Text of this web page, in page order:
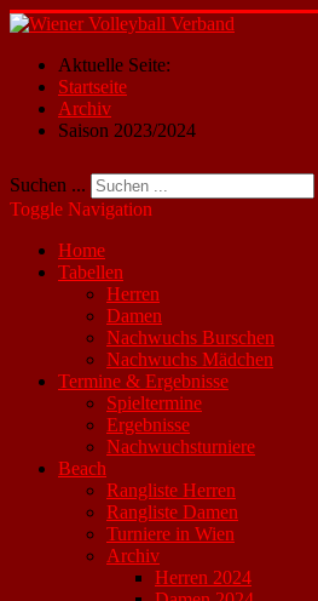
Aktuelle Seite:
Startseite
Archiv
Saison 2023/2024
Suchen ...
Toggle Navigation
Home
Tabellen
Herren
Damen
Nachwuchs Burschen
Nachwuchs Mädchen
Termine & Ergebnisse
Spieltermine
Ergebnisse
Nachwuchsturniere
Beach
Rangliste Herren
Rangliste Damen
Turniere in Wien
Archiv
Herren 2024